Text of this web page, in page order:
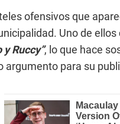
ofensivos que
Uno de ellos
Ruccy”, lo que hace
argumento para su